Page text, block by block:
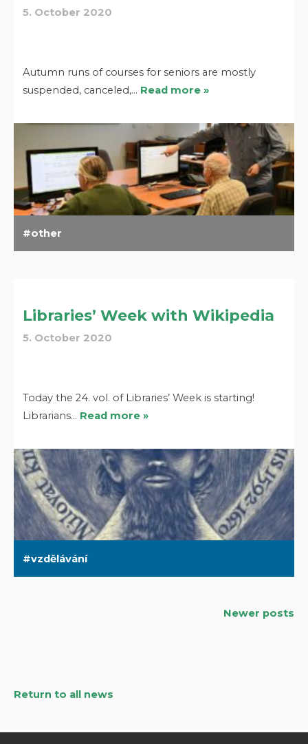
5. October 2020
Autumn runs of courses for seniors are mostly
suspended, canceled,… Read more »
other
Libraries’ Week with Wikipedia
5. October 2020
Today the 24. vol. of Libraries’ Week is starting!
Librarians… Read more »
vzdělávání
Newer posts
Return to all news